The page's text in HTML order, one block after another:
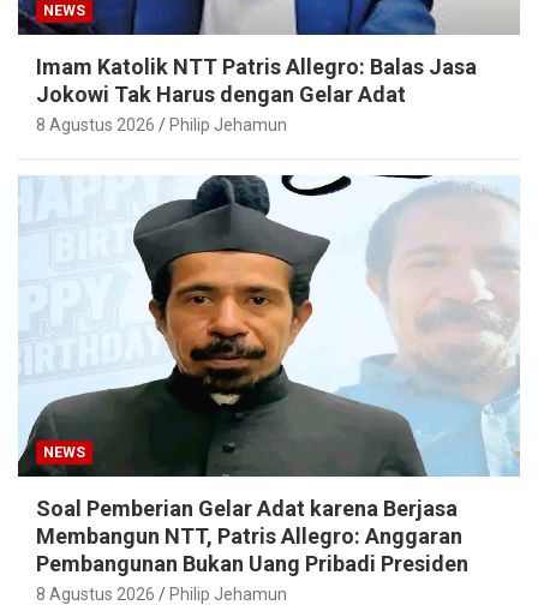
NEWS
Imam Katolik NTT Patris Allegro: Balas Jasa
Jokowi Tak Harus dengan Gelar Adat
8 Agustus 2026 Philip Jehamun
NEWS
Soal Pemberian Gelar Adat karena Berjasa
Membangun NTT, Patris Allegro: Anggaran
Pembangunan Bukan Uang Pribadi Presiden
8 Agustus 2026 Philip Jehamun